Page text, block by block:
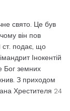
свято. Це був
він пов
ст. подає, що
Інокентій
Бог земних
З приходом
Хрестителя 24